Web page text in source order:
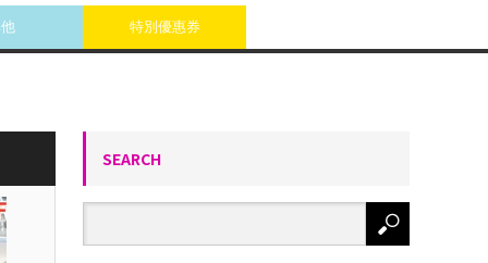
特別優惠券
SEARCH